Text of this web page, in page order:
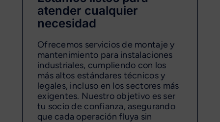
atender cualquier
necesidad
Ofrecemos servicios de montaje y
mantenimiento para instalaciones
industriales, cumpliendo con los
más altos estándares técnicos y
legales, incluso en los sectores más
exigentes. Nuestro objetivo es ser
tu socio de confianza, asegurando
que cada operación fluya sin